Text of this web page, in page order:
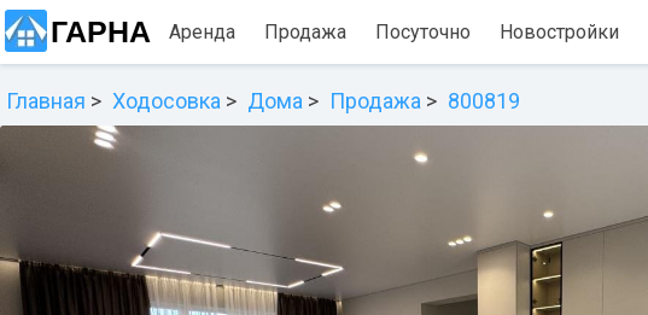
ГАРНА Аренда Продажа Посуточно Новостройки
Главная Ходосовка Дома Продажа 800819